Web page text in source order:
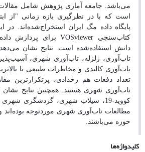
می‌باشد. جامعه آماری پژوهش شامل
پایگاه داده مگ ایران استخراج‌شده‌اند. در
کتاب‌سنجی VOSviewerبرای پردازش
دانش استفاده‌شده است. نتایج نشان می‌دهد
تاب‌آوری، زلزله، تاب‌آوری شهری،
تاب‌آوری کالبدی و مخاطرات طبیعی با
تعداد دفعات هم رخدادی، پرتکرارترین
تاب‌آوری شهری هستند. همچنین نتایج نشان
کووید-19، سیلاب شهری، گردشگری
مطالعات تاب‌آوری شهری موردتوجه بوده‌اند
حوزه می‌باشند.
کلیدواژه‌ها